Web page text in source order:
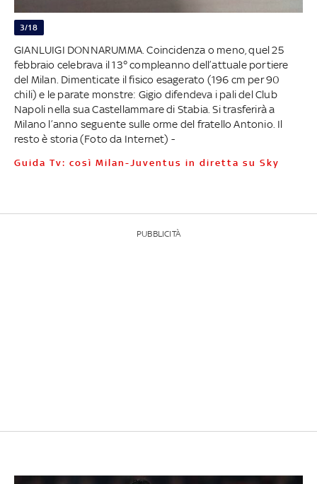
3/18
GIANLUIGI DONNARUMMA. Coincidenza o meno, quel 25
febbraio celebrava il 13° compleanno dell’attuale portiere
del Milan. Dimenticate il fisico esagerato (196 cm per 90
chili) e le parate monstre: Gigio difendeva i pali del Club
Napoli nella sua Castellammare di Stabia. Si trasferirà a
Milano l’anno seguente sulle orme del fratello Antonio. Il
resto è storia (Foto da Internet) -
Guida Tv: così Milan-Juventus in diretta su Sky
PUBBLICITÀ